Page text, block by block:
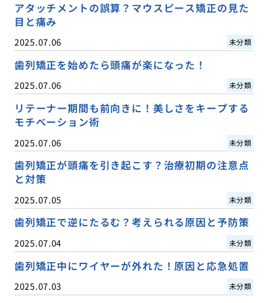
アタッチメントの誤算？マウスピース矯正の見た
目と痛み
2025.07.06 未分類
歯列矯正を始めたら頭痛が楽になった！
2025.07.06 未分類
リテーナー期間も前向きに！美しさをキープする
モチベーション術
2025.07.06 未分類
歯列矯正が頭痛を引き起こす？治療初期の注意点
と対策
2025.07.05 未分類
歯列矯正で逆にたるむ？考えられる原因と予防策
2025.07.04 未分類
歯列矯正中にワイヤーが外れた！原因と応急処置
2025.07.03 未分類